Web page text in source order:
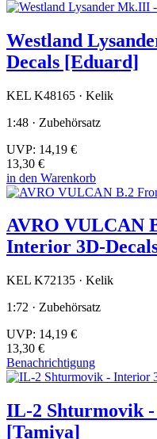
Westland
Decals [Eduard]
KEL K48165 · Kelik
1:48 · Zubehörsatz
UVP: 14,19 €
13,30 €
in den Warenkorb
AVRO VULCAN
Interior 3D-
KEL K72135 · Kelik
1:72 · Zubehörsatz
UVP: 14,19 €
13,30 €
Benachrichtigung
IL-2 Shturmovik
[Tamiya]